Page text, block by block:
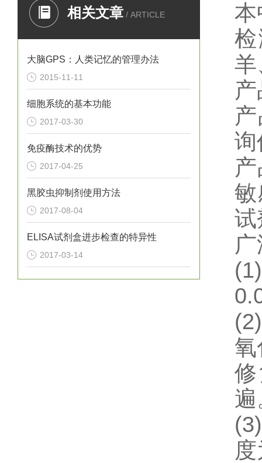
相关文章 / ARTICLE
大脑GPS：人类记忆的管理办法
2015-11-11
细胞系统的基本功能
2017-03-30
免疫酶技术的优势
2017-04-25
黑胶虫抑制剂使用方法
2017-08-04
ELISA试剂盒进步检查的特异性
2017-03-14
本
羊
询
敏
试
(1)
(2)
遍